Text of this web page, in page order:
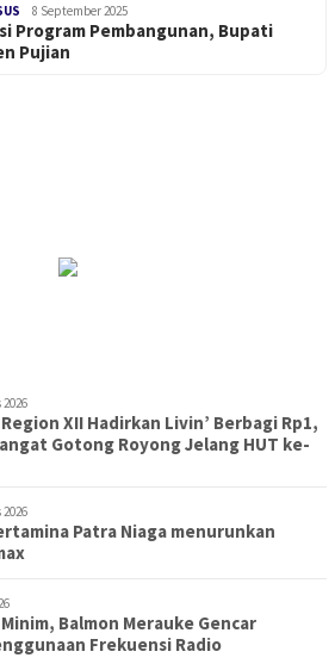
8 September 2025
Program Pembangunan, Bupati
Pujian
XII Hadirkan Livin’ Berbagi Rp1,
Gotong Royong Jelang HUT ke-
Patra Niaga menurunkan
Balmon Merauke Gencar
Frekuensi Radio